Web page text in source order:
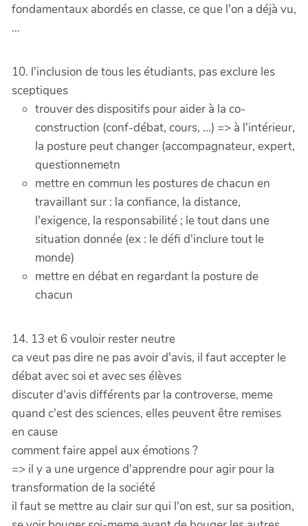
fondamentaux abordés en classe, ce que l'on a déjà vu,
...
10. l'inclusion de tous les étudiants, pas exclure les
sceptiques
trouver des dispositifs pour aider à la co-
construction (conf-débat, cours, ...) => à l'intérieur,
la posture peut changer (accompagnateur, expert,
questionnemetn
mettre en commun les postures de chacun en
travaillant sur : la confiance, la distance,
l'exigence, la responsabilité ; le tout dans une
situation donnée (ex : le défi d'inclure tout le
monde)
mettre en débat en regardant la posture de
chacun
14. 13 et 6 vouloir rester neutre
ca veut pas dire ne pas avoir d'avis, il faut accepter le
débat avec soi et avec ses élèves
discuter d'avis différents par la controverse, meme
quand c'est des sciences, elles peuvent être remises
en cause
comment faire appel aux émotions ?
=> il y a une urgence d'apprendre pour agir pour la
transformation de la société
il faut se mettre au clair sur qui l'on est, sur sa position,